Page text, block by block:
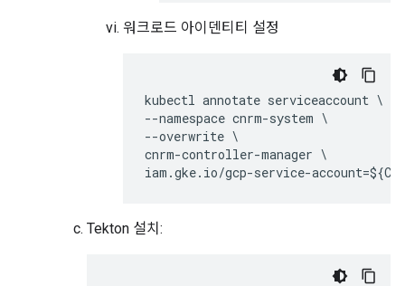
워크로드 아이덴티티 설정
kubectl annotate serviceaccount \
--namespace cnrm-system \
--overwrite \
cnrm-controller-manager \
iam.gke.io/gcp-service-
Tekton 설치: